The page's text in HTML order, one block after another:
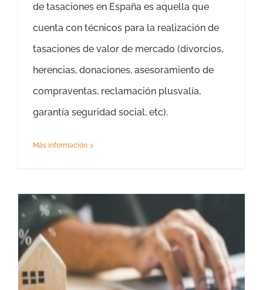
de tasaciones en España es aquella que
cuenta con técnicos para la realización de
tasaciones de valor de mercado (divorcios,
herencias, donaciones, asesoramiento de
compraventas, reclamación plusvalía,
garantía seguridad social, etc).
Más información